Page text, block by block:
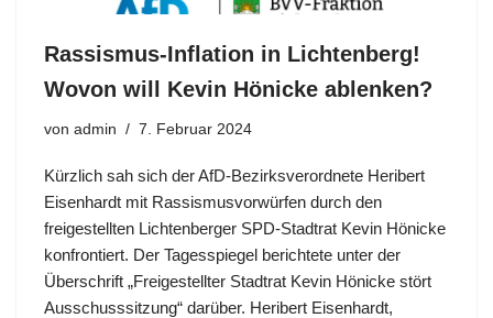
Rassismus-Inflation in Lichtenberg!
Wovon will Kevin Hönicke ablenken?
von admin 7. Februar 2024
Kürzlich sah sich der AfD-Bezirksverordnete Heribert
Eisenhardt mit Rassismusvorwürfen durch den
freigestellten Lichtenberger SPD-Stadtrat Kevin Hönicke
konfrontiert. Der Tagesspiegel berichtete unter der
Überschrift „Freigestellter Stadtrat Kevin Hönicke stört
Ausschusssitzung“ darüber. Heribert Eisenhardt,